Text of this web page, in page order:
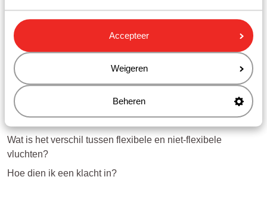
Accepteer
Weigeren
Beheren
Mag ik ook 1 koffer meenemen voor 2 reizigers?
Brussels Airlines - hoeveel bagage mag ik meenemen?
airBaltic - hoeveel bagage mag ik meenemen?
Gerelateerde vragen
Wat is toeristenbelasting?
Tot welke leeftijd wordt een kind gerekend?
Wat is het verschil tussen flexibele en niet-flexibele
vluchten?
Hoe dien ik een klacht in?